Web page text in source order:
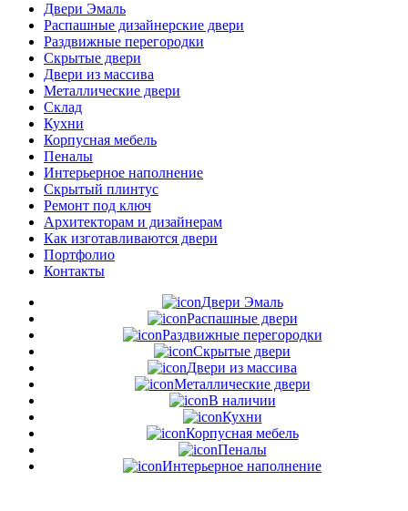
Двери Эмаль
Распашные дизайнерские двери
Раздвижные перегородки
Скрытые двери
Двери из массива
Металлические двери
Склад
Кухни
Корпусная мебель
Пеналы
Интерьерное наполнение
Скрытый плинтус
Ремонт под ключ
Архитекторам и дизайнерам
Как изготавливаются двери
Портфолио
Контакты
Двери Эмаль
Распашные двери
Раздвижные перегородки
Скрытые двери
Двери из массива
Металлические двери
В наличии
Кухни
Корпусная мебель
Пеналы
Интерьерное наполнение